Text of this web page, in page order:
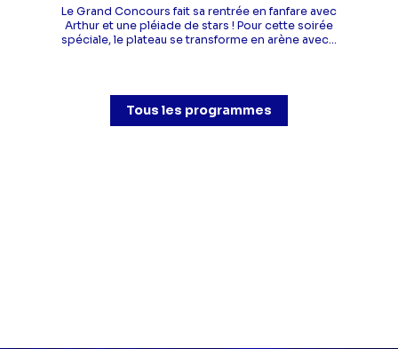
Le Grand Concours fait sa rentrée en fanfare avec
Arthur et une pléiade de stars ! Pour cette soirée
spéciale, le plateau se transforme en arène avec...
Tous les programmes